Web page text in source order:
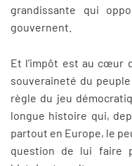
grandissante qui
gouvernent.
Et l’impôt est au cœur
souveraineté du
règle du jeu
longue histoire qui,
partout en Europe, le
question de lui faire